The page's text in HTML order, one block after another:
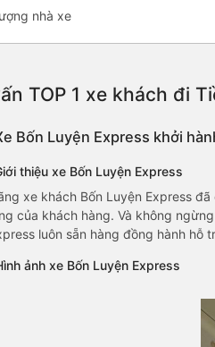
nhà xe
TOP 1 xe khách đi
Bốn Luyện Express khởi
thiệu xe Bốn Luyện Express
xe khách Bốn Luyện Express
của khách hàng. Và không
luôn sẵn hàng đồng hành hỗ
ảnh xe Bốn Luyện Express